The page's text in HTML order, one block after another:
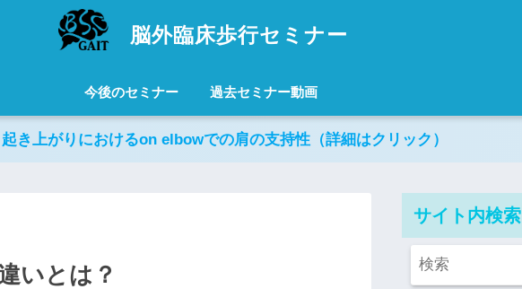
脳外臨床歩行セミナー
今後のセミナー 過去セミナー動画
き上がりにおけるon elbowでの肩の支持性（詳細はクリック）
いとは？
サイト内検索